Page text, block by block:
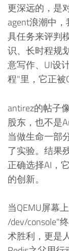
更深远的，是
agent浪潮中
具任务来评判
识、长时程规
意写作、UI设
程"里，它正被
antirez的帖子
股东，也不是
当做生命一部
了实验。结果
正确选择AI，
的创新。
当QEMU屏幕
/dev/console"
术胜利，更是